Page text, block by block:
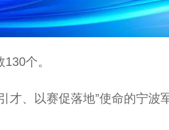
个。
、以赛促落地”使命的宁波